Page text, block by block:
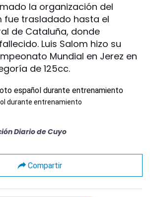
la organización del
fue trasladado hasta el
de Cataluña, donde
Luis Salom hizo su
Mundial en Jerez en
de 125cc.
durante entrenamiento
Diario de Cuyo
Compartir